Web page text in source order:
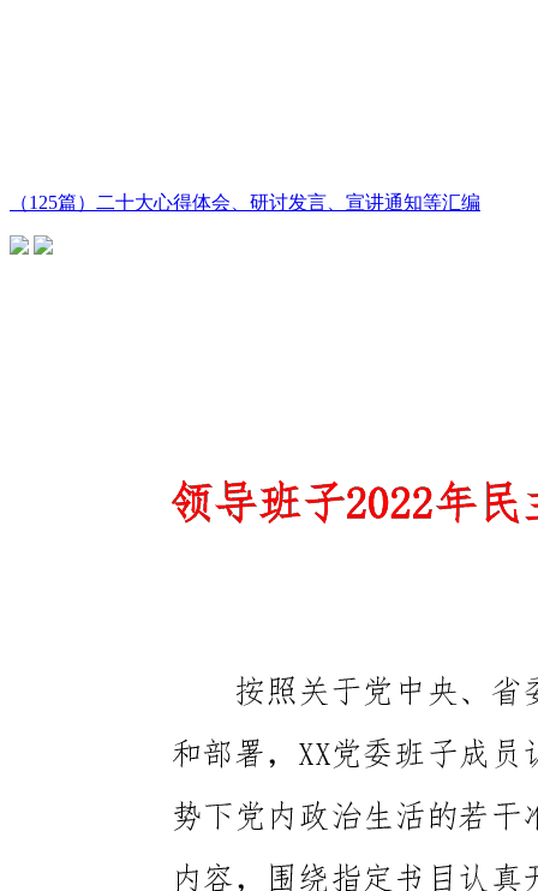
（125篇）二十大心得体会、研讨发言、宣讲通知等汇编